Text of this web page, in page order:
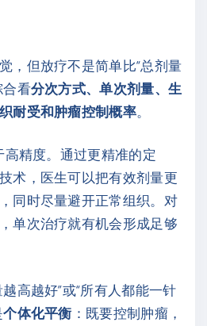
，但放疗不是简单比“总剂量
合看分次方式、单次剂量、生
耐受和肿瘤控制概率
高精度。通过更精准的定
术，医生可以把有效剂量更
同时尽量避开正常组织。对
单次治疗就有机会形成足够
高越好”或“所有人都能一针
个体化平衡 ：既要控制肿瘤，